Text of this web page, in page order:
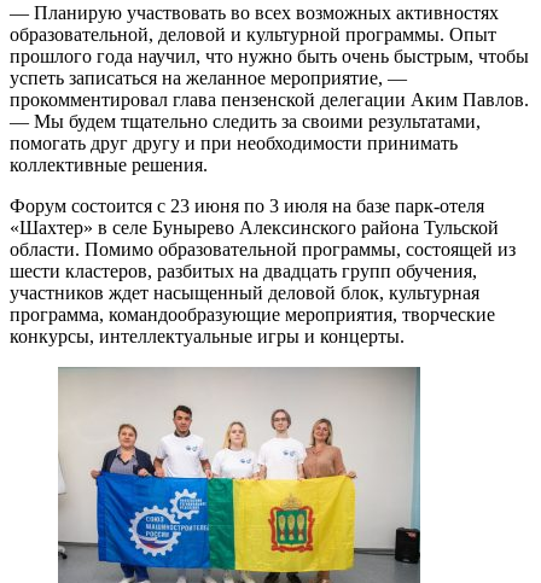
— Планирую участвовать во всех возможных активностях
образовательной, деловой и культурной программы. Опыт
прошлого года научил, что нужно быть очень быстрым, чтобы
успеть записаться на желанное мероприятие, —
прокомментировал глава пензенской делегации Аким Павлов.
— Мы будем тщательно следить за своими результатами,
помогать друг другу и при необходимости принимать
коллективные решения.
Форум состоится с 23 июня по 3 июля на базе парк-отеля
«Шахтер» в селе Бунырево Алексинского района Тульской
области. Помимо образовательной программы, состоящей из
шести кластеров, разбитых на двадцать групп обучения,
участников ждет насыщенный деловой блок, культурная
программа, командообразующие мероприятия, творческие
конкурсы, интеллектуальные игры и концерты.